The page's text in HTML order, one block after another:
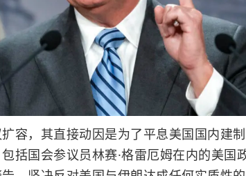
容，其直接动因是为了平息美国国内建
括国会参议员林赛·格雷厄姆在内的美国